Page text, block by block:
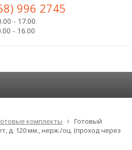
996 2745
- 17.00
- 16.00
комплекты
Готовый
д. 120 мм., нерж./оц. (проход через